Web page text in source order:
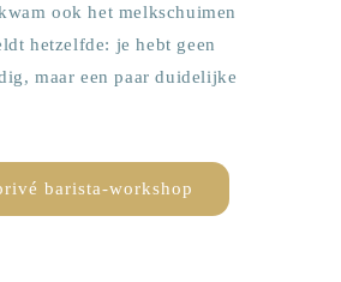
ook het melkschuimen
hetzelfde: je hebt geen
maar een paar duidelijke
barista-workshop